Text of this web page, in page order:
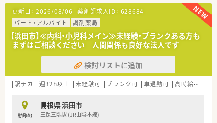
＜こんな方にもおすすめ＞
■大手企業での勤務を希望されている方
■地域に根付いた薬局で就業希望の方
＜研修制度＞
■教育研修制度が充実しています。
育成経験が豊富な先輩薬剤師よりOJT研修がございます。
集合研修や個々の研修、社外研修、マネジメント研修など、成
長できる教育体制を整えています。
（研修例）
新入社員研修入社時集合研修
約3週間（スズケングループ入社時合同教育、ビジネスマナー研
修、介護・高齢者体験研修・AED講習、その他導入研修）局内研修
(OJT/100症例処方解析スキル確認チェックシート活用等)職種別
学会発表、グループ会社合同研修、研修旅行など
＜法人特徴＞
更新日： 2026/08/06 薬剤師求人ID： 628684
パート・アルバイト
調剤薬局
【浜田市】≪内科・小児科メイン≫未経験・ブランクある方も
まずはご相談ください 人間関係も良好な法人です
検討リストに追加
駅チカ 週32h以上 未経験可 ブランク可 車通勤可 高時給(2,500円以上)
勤務地
島根県 浜田市
三保三隅駅 (JR山陰本線)